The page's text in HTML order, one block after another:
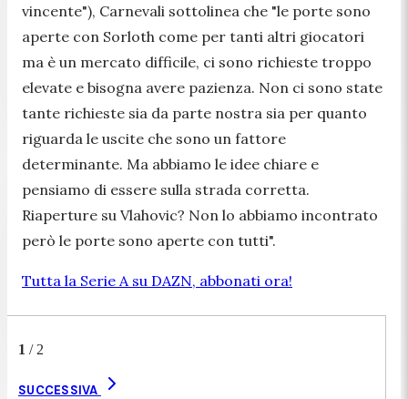
vincente"), Carnevali sottolinea che "le porte sono
aperte con Sorloth come per tanti altri giocatori
ma è un mercato difficile, ci sono richieste troppo
elevate e bisogna avere pazienza. Non ci sono state
tante richieste sia da parte nostra sia per quanto
riguarda le uscite che sono un fattore
determinante. Ma abbiamo le idee chiare e
pensiamo di essere sulla strada corretta.
Riaperture su Vlahovic? Non lo abbiamo incontrato
però le porte sono aperte con tutti".
Tutta la Serie A su DAZN, abbonati ora!
1 / 2
SUCCESSIVA